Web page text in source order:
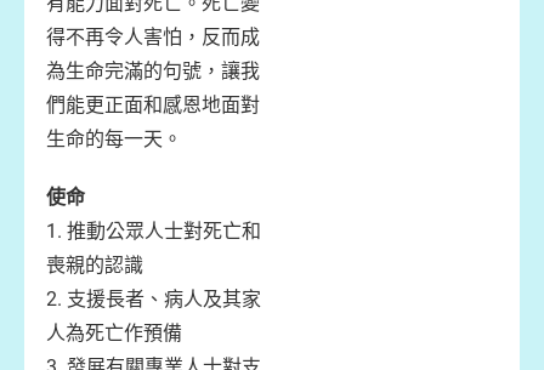
得不再令人害怕，反而成
為生命完滿的句號，讓我
們能更正面和感恩地面對
生命的每一天。
使命
1. 推動公眾人士對死亡和
喪親的認識
2. 支援長者、病人及其家
人為死亡作預備